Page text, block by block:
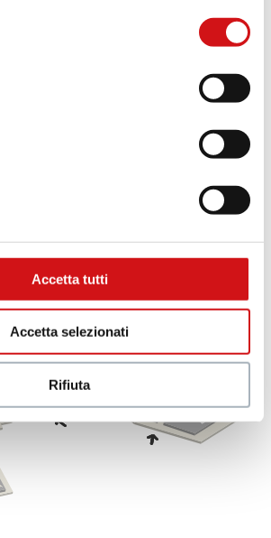
le tue scelte sui cookie” presente
Accetta tutti
Accetta selezionati
Rifiuta